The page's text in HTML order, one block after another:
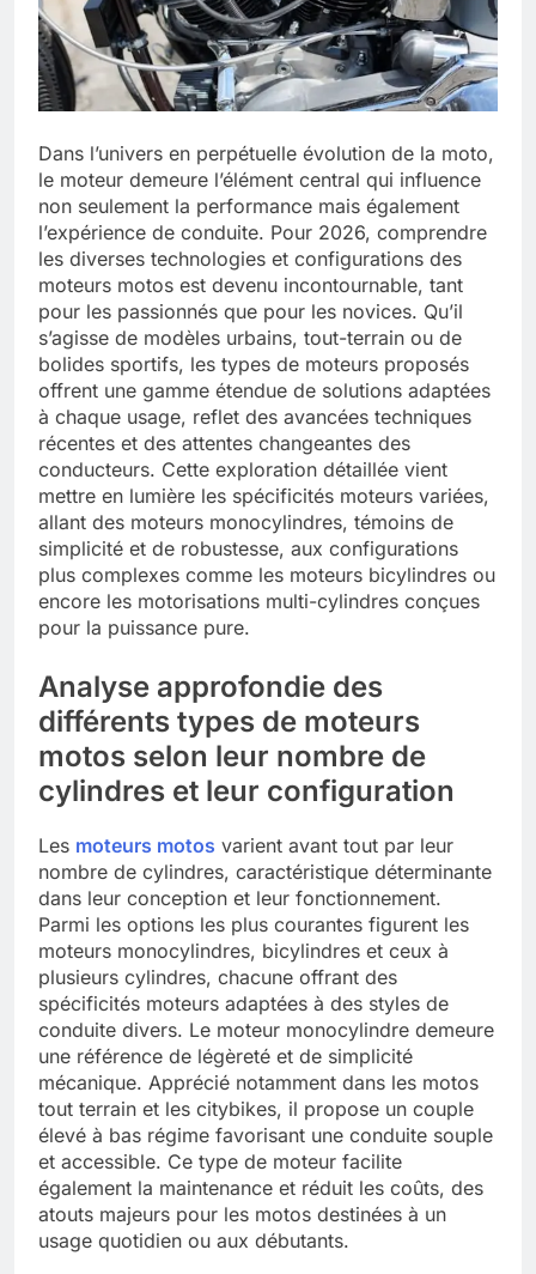
Dans l’univers en perpétuelle évolution de la moto,
le moteur demeure l’élément central qui influence
non seulement la performance mais également
l’expérience de conduite. Pour 2026, comprendre
les diverses technologies et configurations des
moteurs motos est devenu incontournable, tant
pour les passionnés que pour les novices. Qu’il
s’agisse de modèles urbains, tout-terrain ou de
bolides sportifs, les types de moteurs proposés
offrent une gamme étendue de solutions adaptées
à chaque usage, reflet des avancées techniques
récentes et des attentes changeantes des
conducteurs. Cette exploration détaillée vient
mettre en lumière les spécificités moteurs variées,
allant des moteurs monocylindres, témoins de
simplicité et de robustesse, aux configurations
plus complexes comme les moteurs bicylindres ou
encore les motorisations multi-cylindres conçues
pour la puissance pure.
Analyse approfondie des
différents types de moteurs
motos selon leur nombre de
cylindres et leur configuration
Les moteurs motos varient avant tout par leur
nombre de cylindres, caractéristique déterminante
dans leur conception et leur fonctionnement.
Parmi les options les plus courantes figurent les
moteurs monocylindres, bicylindres et ceux à
plusieurs cylindres, chacune offrant des
spécificités moteurs adaptées à des styles de
conduite divers. Le moteur monocylindre demeure
une référence de légèreté et de simplicité
mécanique. Apprécié notamment dans les motos
tout terrain et les citybikes, il propose un couple
élevé à bas régime favorisant une conduite souple
et accessible. Ce type de moteur facilite
également la maintenance et réduit les coûts, des
atouts majeurs pour les motos destinées à un
usage quotidien ou aux débutants.